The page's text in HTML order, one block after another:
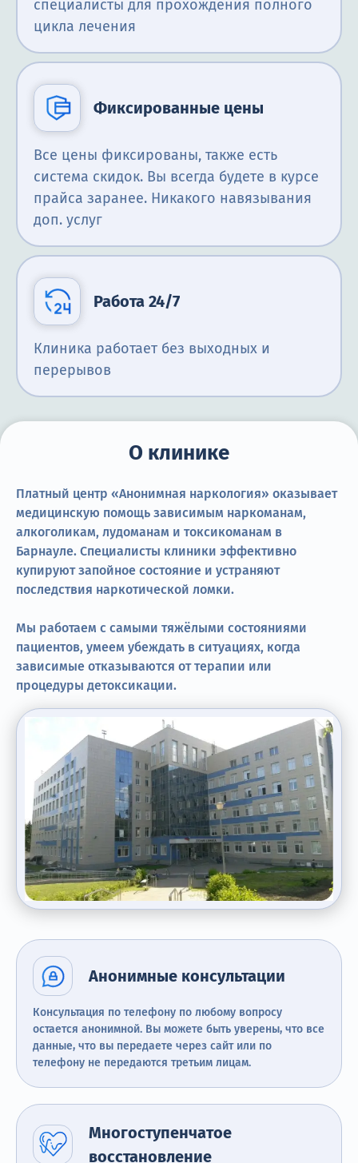
специалисты для прохождения полного
цикла лечения
Фиксированные цены
Все цены фиксированы, также есть
система скидок. Вы всегда будете в курсе
прайса заранее. Никакого навязывания
доп. услуг
Работа 24/7
Клиника работает без выходных и
перерывов
О клинике
Платный центр «Анонимная наркология» оказывает
медицинскую помощь зависимым наркоманам,
алкоголикам, лудоманам и токсикоманам в
Барнауле. Специалисты клиники эффективно
купируют запойное состояние и устраняют
последствия наркотической ломки.
Мы работаем с самыми тяжёлыми состояниями
пациентов, умеем убеждать в ситуациях, когда
зависимые отказываются от терапии или
процедуры детоксикации.
Анонимные консультации
Консультация по телефону по любому вопросу
остается анонимной. Вы можете быть уверены, что все
данные, что вы передаете через сайт или по
телефону не передаются третьим лицам.
Многоступенчатое
восстановление